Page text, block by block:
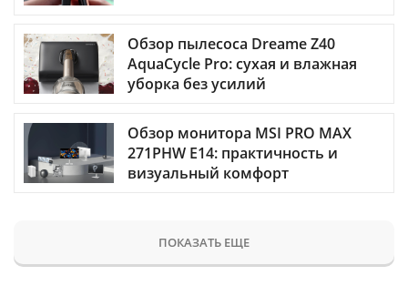
Обзор пылесоса Dreame Z40
AquaCycle Pro: сухая и влажная
уборка без усилий
Обзор монитора MSI PRO MAX
271PHW E14: практичность и
визуальный комфорт
ПОКАЗАТЬ ЕЩЕ